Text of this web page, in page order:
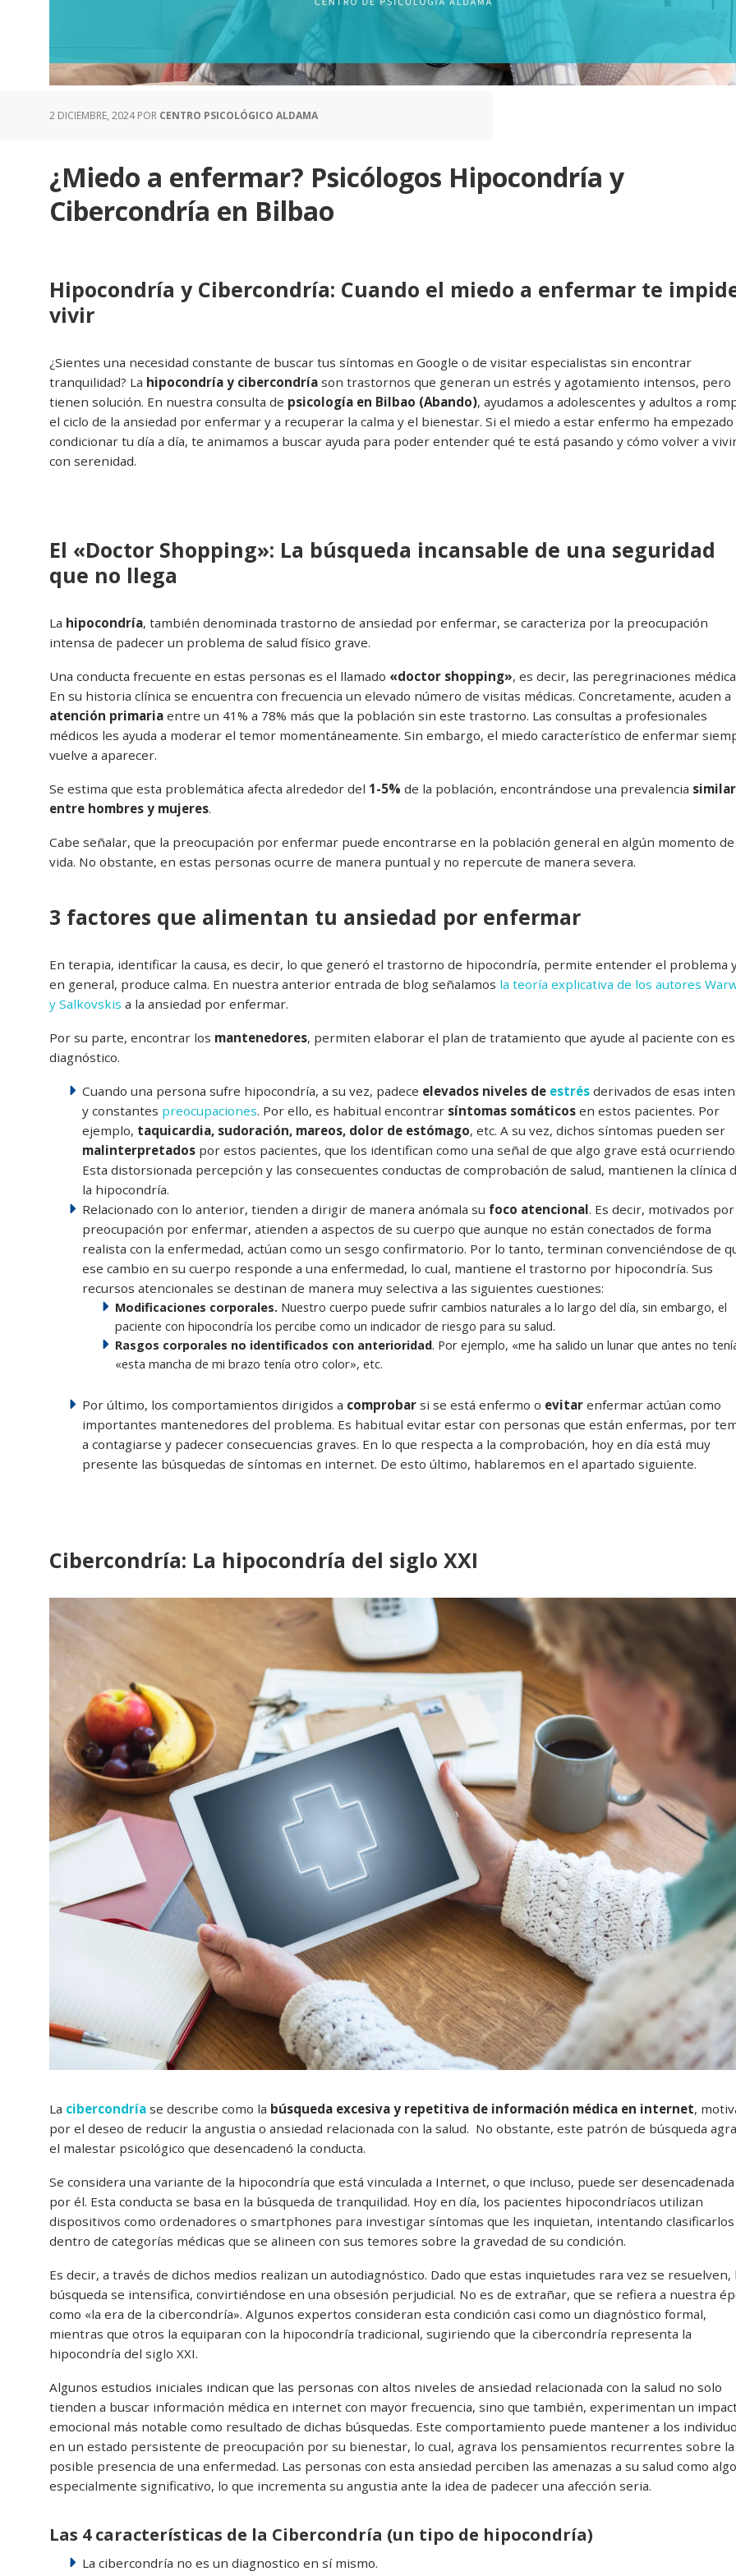
2 DICIEMBRE, 2024POR CENTRO PSICOLÓGICO ALDAMA
¿Miedo a enfermar? Psicólogos Hipocondría y
Cibercondría en Bilbao
Hipocondría y Cibercondría: Cuando el miedo a enfermar te
vivir
¿Sientes una necesidad constante de buscar tus síntomas en Google o de visitar especialistas sin encontrar
tranquilidad? La hipocondría y cibercondría son trastornos que generan un estrés y agotamiento intensos, pero
tienen solución. En nuestra consulta de psicología en Bilbao (Abando), ayudamos a adolescentes y adultos a
el ciclo de la ansiedad por enfermar y a recuperar la calma y el bienestar. Si el miedo a estar enfermo ha empezado
condicionar tu día a día, te animamos a buscar ayuda para poder entender qué te está pasando y cómo volver a
con serenidad.
El «Doctor Shopping»: La búsqueda incansable de una seguridad
que no llega
La hipocondría, también denominada trastorno de ansiedad por enfermar, se caracteriza por la preocupación
intensa de padecer un problema de salud físico grave.
Una conducta frecuente en estas personas es el llamado «doctor shopping», es decir, las peregrinaciones
En su historia clínica se encuentra con frecuencia un elevado número de visitas médicas. Concretamente, acuden a
atención primaria entre un 41% a 78% más que la población sin este trastorno. Las consultas a profesionales
médicos les ayuda a moderar el temor momentáneamente. Sin embargo, el miedo característico de enfermar
vuelve a aparecer.
Se estima que esta problemática afecta alrededor del 1-5% de la población, encontrándose una prevalencia similar
entre hombres y mujeres.
Cabe señalar, que la preocupación por enfermar puede encontrarse en la población general en algún momento de
vida. No obstante, en estas personas ocurre de manera puntual y no repercute de manera severa.
3 factores que alimentan tu ansiedad por enfermar
En terapia, identificar la causa, es decir, lo que generó el trastorno de hipocondría, permite entender el problema
en general, produce calma. En nuestra anterior entrada de blog señalamos la teoría explicativa de los autores
y Salkovskis a la ansiedad por enfermar.
Por su parte, encontrar los mantenedores, permiten elaborar el plan de tratamiento que ayude al paciente con
diagnóstico.
Cuando una persona sufre hipocondría, a su vez, padece elevados niveles de estrés derivados de esas
y constantes preocupaciones. Por ello, es habitual encontrar síntomas somáticos en estos pacientes. Por
ejemplo, taquicardia, sudoración, mareos, dolor de estómago, etc. A su vez, dichos síntomas pueden ser
malinterpretados por estos pacientes, que los identifican como una señal de que algo grave está ocurriendo.
Esta distorsionada percepción y las consecuentes conductas de comprobación de salud, mantienen la clínica
la hipocondría.
Relacionado con lo anterior, tienden a dirigir de manera anómala su foco atencional. Es decir, motivados por
preocupación por enfermar, atienden a aspectos de su cuerpo que aunque no están conectados de forma
realista con la enfermedad, actúan como un sesgo confirmatorio. Por lo tanto, terminan convenciéndose de
ese cambio en su cuerpo responde a una enfermedad, lo cual, mantiene el trastorno por hipocondría. Sus
recursos atencionales se destinan de manera muy selectiva a las siguientes cuestiones:
Modificaciones corporales. Nuestro cuerpo puede sufrir cambios naturales a lo largo del día, sin embargo, el
paciente con hipocondría los percibe como un indicador de riesgo para su salud.
Rasgos corporales no identificados con anterioridad. Por ejemplo, «me ha salido un lunar que antes no
«esta mancha de mi brazo tenía otro color», etc.
Por último, los comportamientos dirigidos a comprobar si se está enfermo o evitar enfermar actúan como
importantes mantenedores del problema. Es habitual evitar estar con personas que están enfermas, por
a contagiarse y padecer consecuencias graves. En lo que respecta a la comprobación, hoy en día está muy
presente las búsquedas de síntomas en internet. De esto último, hablaremos en el apartado siguiente.
Cibercondría: La hipocondría del siglo XXI
La cibercondría se describe como la búsqueda excesiva y repetitiva de información médica en internet,
por el deseo de reducir la angustia o ansiedad relacionada con la salud. No obstante, este patrón de búsqueda
el malestar psicológico que desencadenó la conducta.
Se considera una variante de la hipocondría que está vinculada a Internet, o que incluso, puede ser desencadenada
por él. Esta conducta se basa en la búsqueda de tranquilidad. Hoy en día, los pacientes hipocondríacos utilizan
dispositivos como ordenadores o smartphones para investigar síntomas que les inquietan, intentando clasificarlos
dentro de categorías médicas que se alineen con sus temores sobre la gravedad de su condición.
Es decir, a través de dichos medios realizan un autodiagnóstico. Dado que estas inquietudes rara vez se resuelven,
búsqueda se intensifica, convirtiéndose en una obsesión perjudicial. No es de extrañar, que se refiera a nuestra
como «la era de la cibercondría». Algunos expertos consideran esta condición casi como un diagnóstico formal,
mientras que otros la equiparan con la hipocondría tradicional, sugiriendo que la cibercondría representa la
hipocondría del siglo XXI.
Algunos estudios iniciales indican que las personas con altos niveles de ansiedad relacionada con la salud no solo
tienden a buscar información médica en internet con mayor frecuencia, sino que también, experimentan un
emocional más notable como resultado de dichas búsquedas. Este comportamiento puede mantener a los
en un estado persistente de preocupación por su bienestar, lo cual, agrava los pensamientos recurrentes sobre la
posible presencia de una enfermedad. Las personas con esta ansiedad perciben las amenazas a su salud como algo
especialmente significativo, lo que incrementa su angustia ante la idea de padecer una afección seria.
Las 4 características de la Cibercondría (un tipo de hipocondría)
La cibercondría no es un diagnostico en sí mismo.